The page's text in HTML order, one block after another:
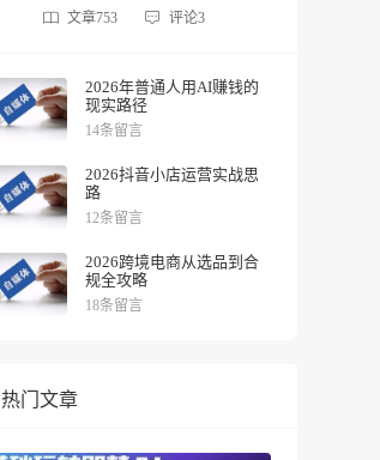
文章753 评论3
2026年普通人用AI赚钱的
现实路径
14条留言
2026抖音小店运营实战思
路
12条留言
2026跨境电商从选品到合
规全攻略
18条留言
热门文章